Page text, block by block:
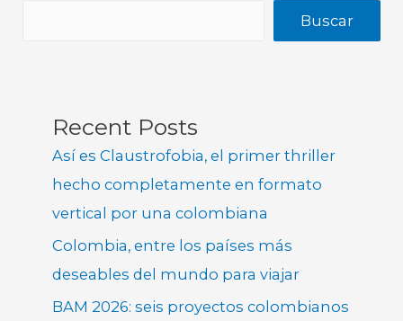
Buscar
Recent Posts
Así es Claustrofobia, el primer thriller
hecho completamente en formato
vertical por una colombiana
Colombia, entre los países más
deseables del mundo para viajar
BAM 2026: seis proyectos colombianos